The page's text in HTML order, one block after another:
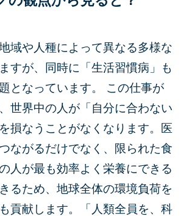
域や人種によって異なる多様な
すが、同時に「生活習慣病」も
となっています。 この仕事が
世界中の人が「自分に合わない
損なうことがなくなります。医
ながるだけでなく、限られた食
人が最も効率よく栄養にできる
るため、地球全体の環境負荷を
貢献します。「人類全員を、科